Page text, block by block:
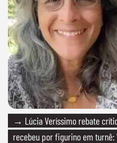
→ Lúcia Veríssimo rebate
recebeu por figurino em turnê: